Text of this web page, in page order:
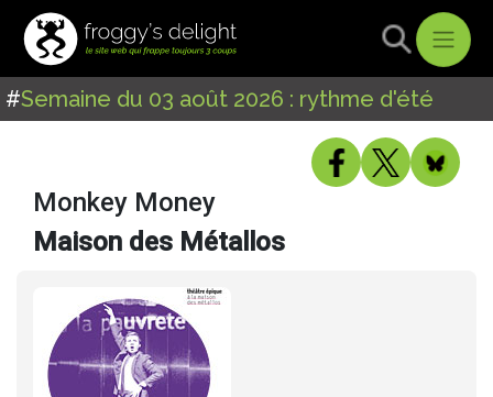
#Semaine du 03 août 2026 : rythme d'été
Monkey Money
Maison des Métallos